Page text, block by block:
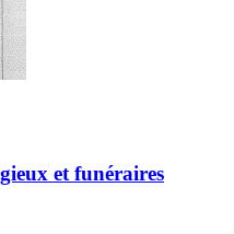
et funéraires